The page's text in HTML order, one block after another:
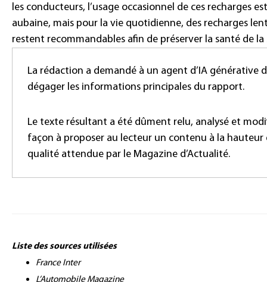
les conducteurs, l’usage occasionnel de ces recharges
aubaine, mais pour la vie quotidienne, des recharges
restent recommandables afin de préserver la santé de
La rédaction a demandé à un agent d’IA générative
dégager les informations principales du rapport.
Le texte résultant a été dûment relu, analysé et
façon à proposer au lecteur un contenu à la hauteur
qualité attendue par le Magazine d’Actualité.
Liste des sources utilisées
France Inter
L’Automobile Magazine